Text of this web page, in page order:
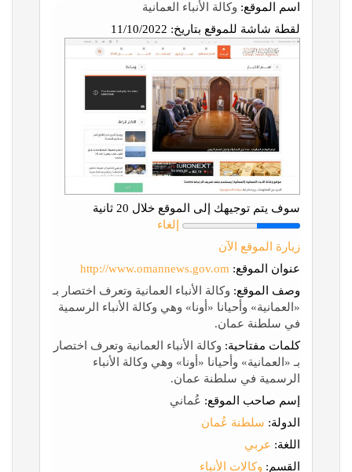
اسم الموقع: وكالة الأنباء العمانية
لقطة شاشة للموقع بتاريخ:
سوف يتم توجيهك إلى الموقع خلال 20 ثانية
إلغاء
زيارة الموقع الآن
عنوان الموقع: http://www.omannews.gov.om
وصف الموقع: وكالة الأنباء العمانية وتعرف اختصار بـ
«العمانية» وأحيانا «أونا» وهي وكالة الأنباء الرسمية
في سلطنة عمان.
كلمات مفتاحية: وكالة الأنباء العمانية وتعرف اختصار
بـ «العمانية» وأحيانا «أونا» وهي وكالة الأنباء
الرسمية في سلطنة عمان.
إسم صاحب الموقع: عُماني
الدولة: سلطنة عُمان
اللغة: عربي
القسم: وكالات الأنباء